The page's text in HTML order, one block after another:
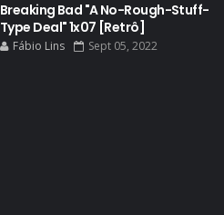
Breaking Bad "A No-Rough-Stuff-
Type Deal" 1x07 [Retrô]
Fábio Lins Sept 05, 2022